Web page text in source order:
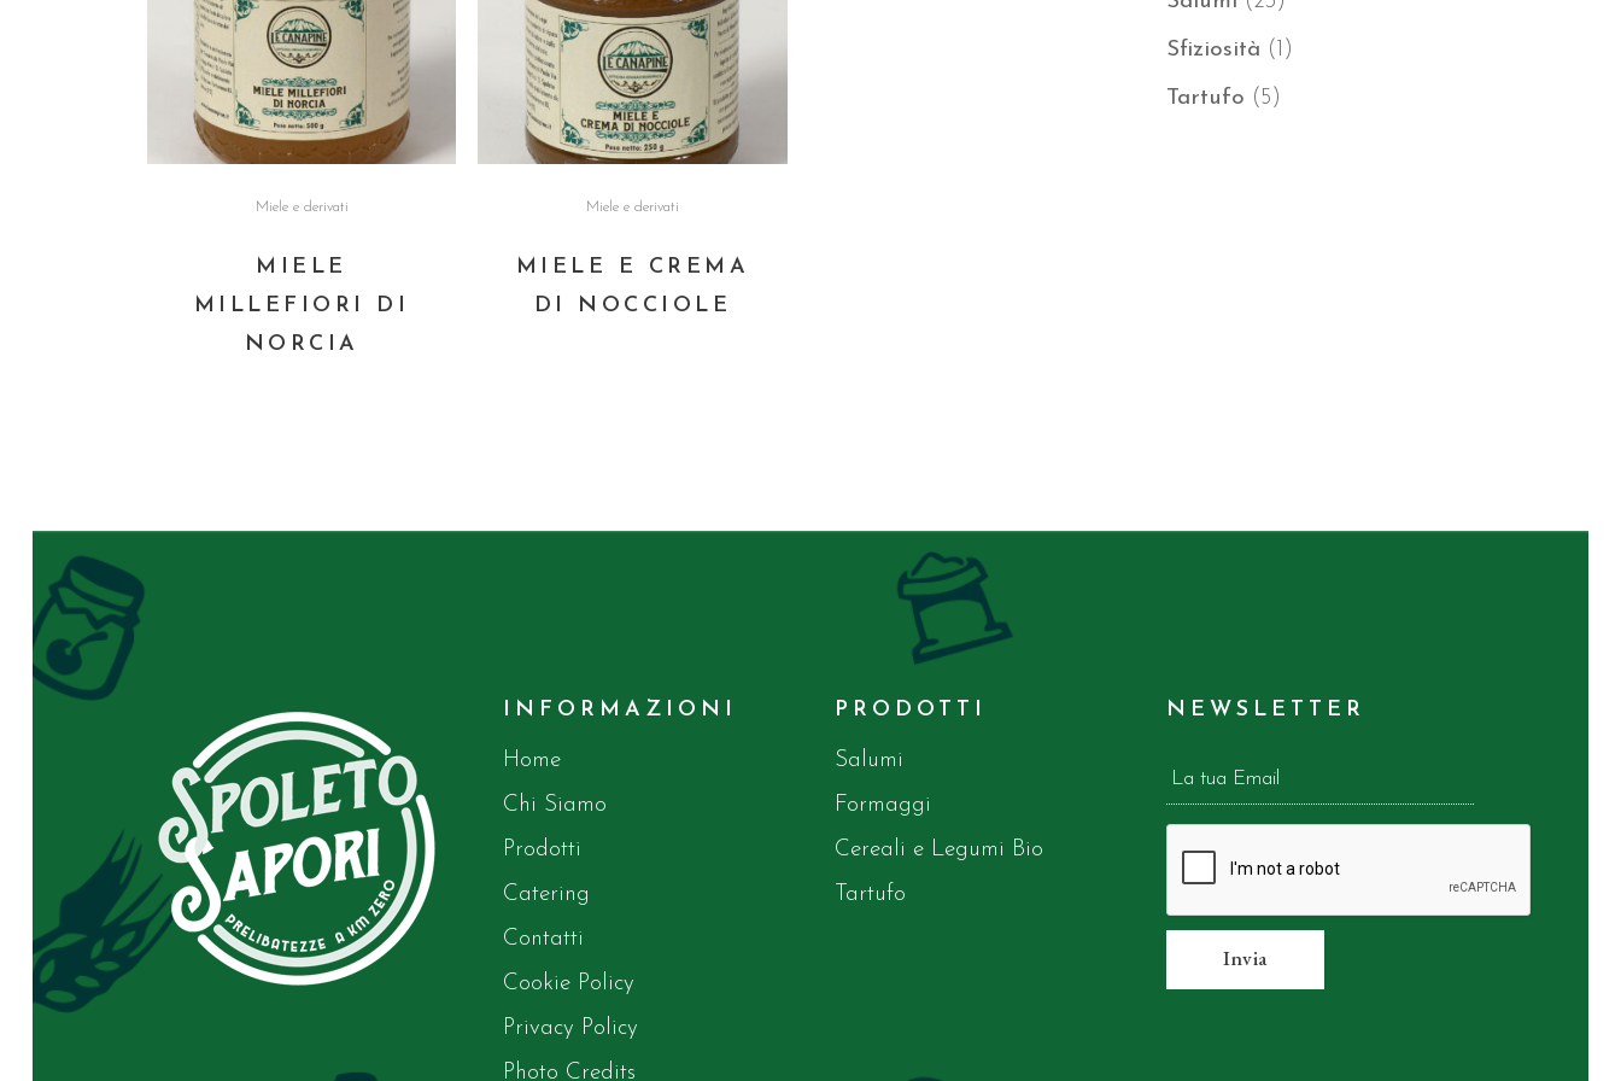
Miele e derivati
MIELE
MILLEFIORI DI
NORCIA
Miele e derivati
MIELE E CREMA
DI NOCCIOLE
prodotti
Sfiziosità 1 1
Tartufo 5 5
INFORMAZIONI
Home
Chi Siamo
Prodotti
Catering
Contatti
Cookie Policy
Privacy Policy
Photo Credits
PRODOTTI
Salumi
Formaggi
Cereali e Legumi Bio
Tartufo
NEWSLETTER